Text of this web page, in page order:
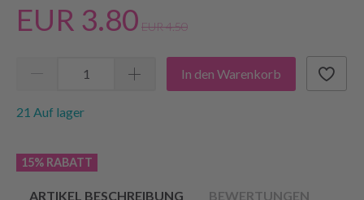
EUR 3.80 EUR 4.50
In den Warenkorb
21 Auf lager
15% RABATT
ARTIKEL BESCHREIBUNG BEWERTUNGEN